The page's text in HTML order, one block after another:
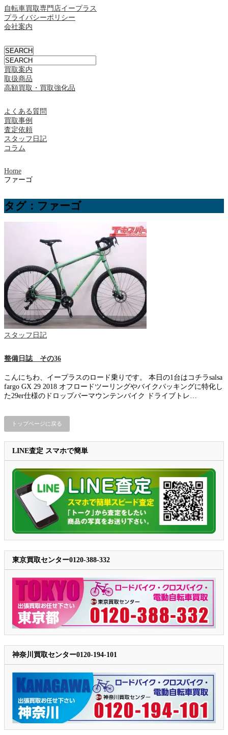
自転車買取専門店イープラス
プライバシーポリシー
会社案内
買取案内
取扱商品
高額買取・買取強化品
よくある質問
買取事例
査定依頼
スタッフ日記
コラム
Home
ファーゴ
タグ：ファーゴ
スタッフ日記
整備日誌 その36
こんにちわ、イープラスのロード乗りです。 本日の1台はコチラsalsa
fargo GX 29 2018 オフロードツーリングやバイクパッキングに特化し
た29er仕様のドロップバーマウンテンバイク ドライブトレ…
トップページに戻る
LINE査定 スマホで簡単
東京買取センター0120-388-332
神奈川買取センター0120-194-101